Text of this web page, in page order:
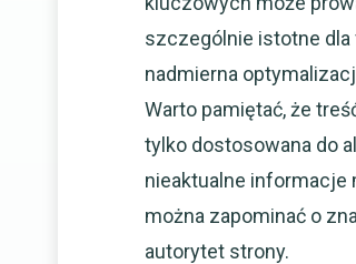
szczególnie istotne dla
nadmierna
Warto pamiętać, że
tylko dostosowana do
nieaktualne informacje
można zapominać o
autorytet strony.